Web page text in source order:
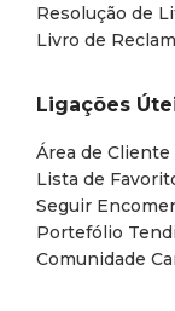
Resolução de
Livro de
Ligações
Área de Cliente
Lista de
Seguir
Portefólio
Comunidade